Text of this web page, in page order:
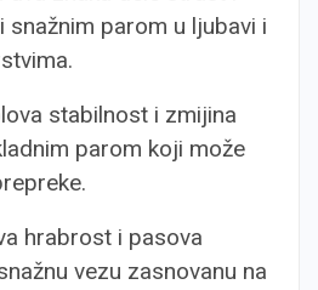
snažnim parom u ljubavi i
stabilnost i zmijina
parom koji može
hrabrost i pasova
vezu zasnovanu na